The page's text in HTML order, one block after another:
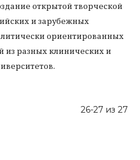
открытой творческой
и зарубежных
ориентированных
из разных клинических и
26-27 из 27